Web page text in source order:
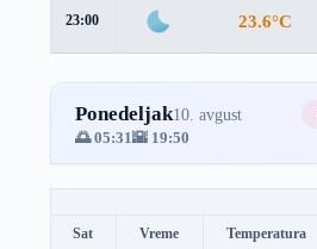
23:00 23.6°C
Ponedeljak10. avgust
🌅 05:31🌇 19:50
Sat Vreme Temperatura